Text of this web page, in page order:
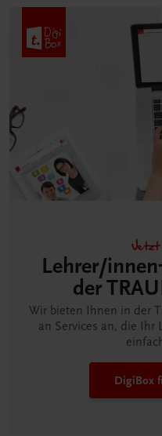
Jetzt
Lehrer/
der
Wir bieten Ihnen in der
an Services an, die Ihr
DigiBox